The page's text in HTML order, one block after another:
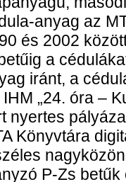
anyag az
és 2002
a
iránt, a
„24. óra –
nyertes
Könyvtára
P-Zs betűk